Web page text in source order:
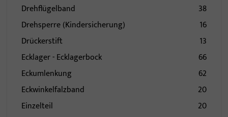
Drehflügelband
38
Drehsperre (Kindersicherung)
16
Drückerstift
13
Ecklager - Ecklagerbock
66
Eckumlenkung
62
Eckwinkelfalzband
20
Einzelteil
20